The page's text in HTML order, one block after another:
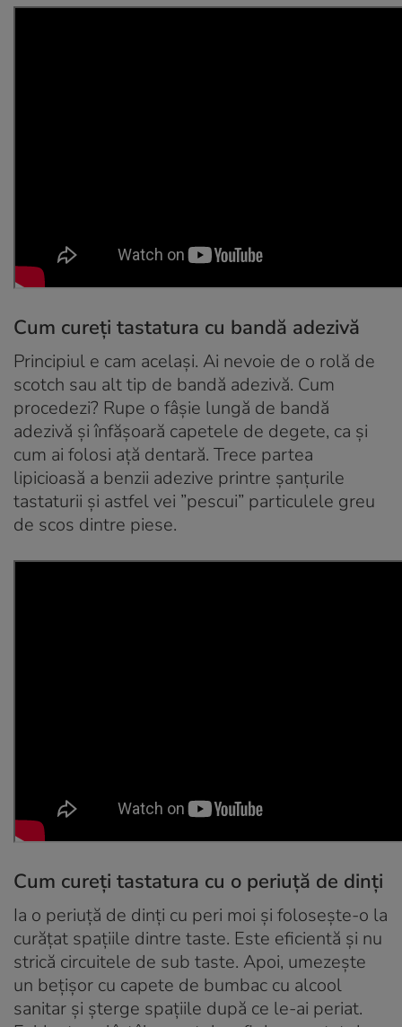
Cum cureți tastatura cu bandă adezivă
Principiul e cam același. Ai nevoie de o rolă de
scotch sau alt tip de bandă adezivă. Cum
procedezi? Rupe o fâşie lungă de bandă
adezivă şi înfăşoară capetele de degete, ca şi
cum ai folosi aţă dentară. Trece partea
lipicioasă a benzii adezive printre şanţurile
tastaturii şi astfel vei ”pescui” particulele greu
de scos dintre piese.
Cum cureți tastatura cu o periuţă de dinţi
Ia o periuţă de dinţi cu peri moi şi foloseşte-o la
curăţat spaţiile dintre taste. Este eficientă şi nu
strică circuitele de sub taste. Apoi, umezeşte
un beţişor cu capete de bumbac cu alcool
sanitar şi şterge spaţiile după ce le-ai periat.